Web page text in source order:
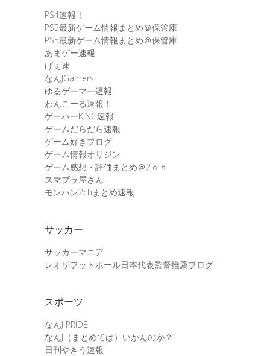
PS4速報！
PS5最新ゲーム情報まとめ＠保管庫
PS5最新ゲーム情報まとめ＠保管庫
あまゲー速報
げぇ速
なんJGamers
ゆるゲーマー遅報
わんこーる速報！
ゲーハーKING速報
ゲームだらだら速報
ゲーム好きブログ
ゲーム情報オリジン
ゲーム感想・評価まとめ＠2ｃｈ
スマブラ屋さん
モンハン2chまとめ速報
サッカー
サッカーマニア
レオザフットボール日本代表監督推薦ブログ
スポーツ
なんJ PRIDE
なんJ（まとめては）いかんのか？
日刊やきう速報